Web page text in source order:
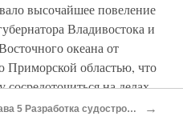
высочайшее повеление
Владивостока и
океана от
Приморской областью, что
на делах
портов. 3 мая
Глава 5 Разработка судостроительной программы при адмирале А.А. Пещурове →